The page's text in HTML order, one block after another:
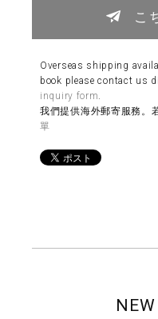
こ
Overseas shipping
book please contact us
inquiry form.
我們提供海外郵寄服務。
單